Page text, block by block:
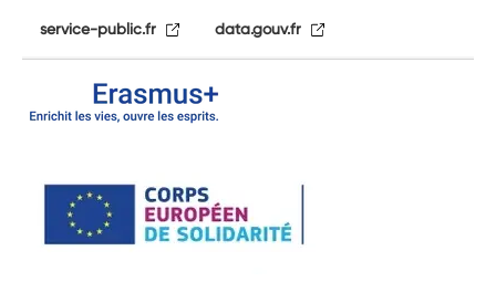
service-public.fr data.gouv.fr